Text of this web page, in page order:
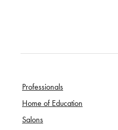
Professionals
Home of Education
Salons